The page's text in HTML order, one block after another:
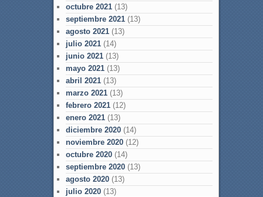
octubre 2021(13)
septiembre 2021(13)
agosto 2021(13)
julio 2021(14)
junio 2021(13)
mayo 2021(13)
abril 2021(13)
marzo 2021(13)
febrero 2021(12)
enero 2021(13)
diciembre 2020(14)
noviembre 2020(12)
octubre 2020(14)
septiembre 2020(13)
agosto 2020(13)
julio 2020(13)